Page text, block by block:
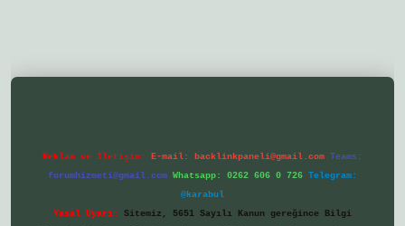
Reklam ve İletişim: E-mail: backlinkpaneli@gmail.com Teams:
forumhizmeti@gmail.com Whatsapp: 0262 606 0 726 Telegram:
@karabul
Yasal Uyarı:
Sitemiz, 5651 Sayılı Kanun gereğince Bilgi